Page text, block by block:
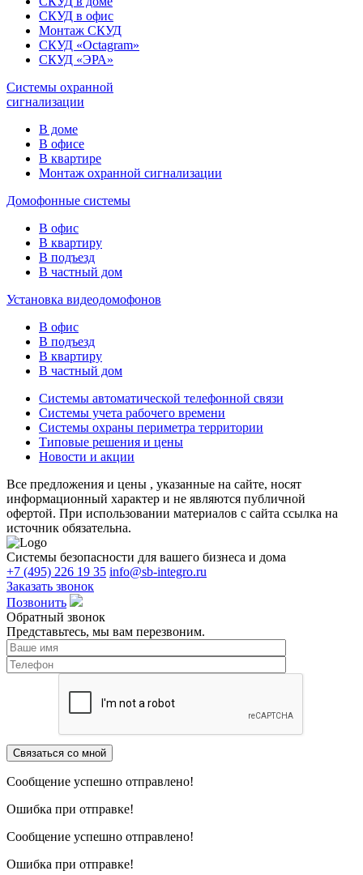
СКУД в офис
Монтаж СКУД
СКУД «Octagram»
СКУД «ЭРА»
Системы охранной
сигнализации
В доме
В офисе
В квартире
Монтаж охранной сигнализации
Домофонные системы
В офис
В квартиру
В подъезд
В частный дом
Установка видеодомофонов
В офис
В подъезд
В квартиру
В частный дом
Системы автоматической телефонной связи
Системы учета рабочего времени
Системы охраны периметра территории
Типовые решения и цены
Новости и акции
Все предложения и цены , указанные на сайте, носят
информационный характер и не являются публичной
офертой. При использовании материалов с сайта ссылка на
источник обязательна.
Системы безопасности для вашего бизнеса и дома
+7 (495) 226 19 35 info@sb-integro.ru
Заказать звонок
Позвонить
Обратный звонок
Представьтесь, мы вам перезвоним.
Сообщение успешно отправлено!
Ошибка при отправке!
Сообщение успешно отправлено!
Ошибка при отправке!